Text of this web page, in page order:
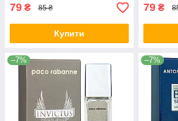
79 ₴ 85 ₴
Купити
79 ₴
–7% –7%